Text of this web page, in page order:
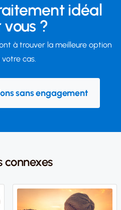
idéal
?
à trouver la meilleure option
votre cas.
sans engagement
connexes